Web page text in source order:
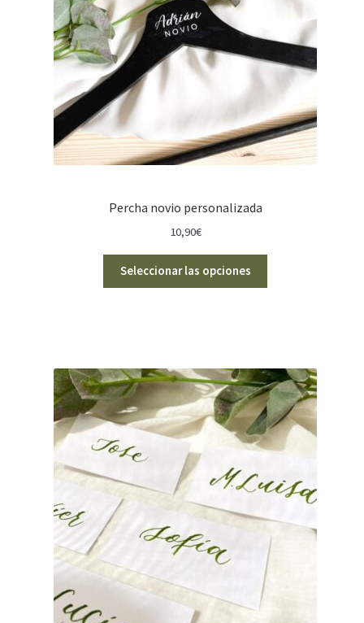
Percha novio personalizada
10,90€
Seleccionar las opciones